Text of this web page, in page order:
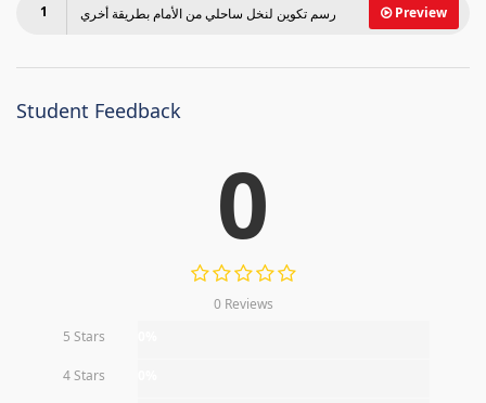
1 Preview رسم تكوين لنخل ساحلي من الأمام بطريقة أخري
Student Feedback
0
0 Reviews
5 Stars
4 Stars